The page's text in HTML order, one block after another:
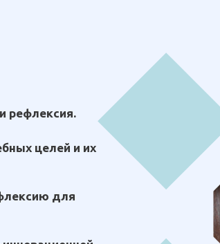
рефлексия.
целей и их
для